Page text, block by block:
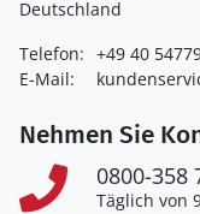
Deutschland
Telefon: +49 40
E-Mail:
Nehmen Sie
0800-358
Täglich von